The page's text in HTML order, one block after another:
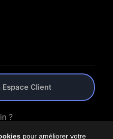
pour améliorer votre
Client
?